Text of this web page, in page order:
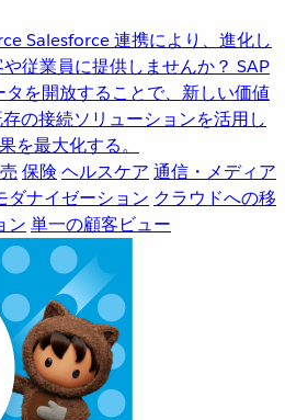
Salesforce 連携により、進化し
従業員に提供しませんか？ SAP
を開放することで、新しい価値
存の接続ソリューションを活用し
を最大化する。
保険 ヘルスケア 通信・メディア
ダナイゼーション クラウドへの移
ン 単一の顧客ビュー